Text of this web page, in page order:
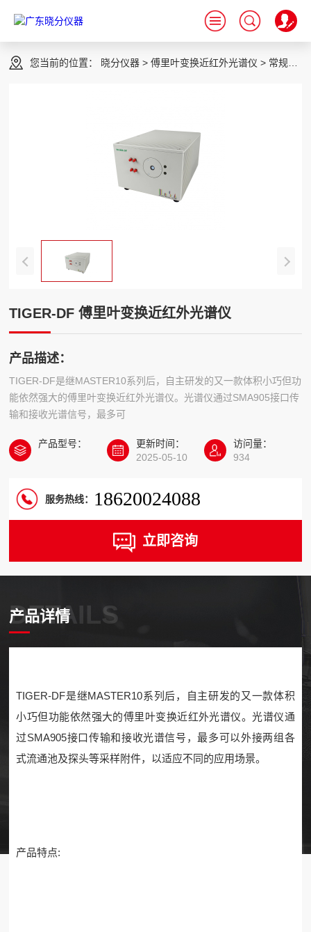
您当前的位置： 晓分仪器 >傅里叶变换近红外光谱仪 > 常规型傅里叶近红外光谱仪
TIGER-DF 傅里叶变换近红外光谱仪
产品描述：
TIGER-DF是继MASTER10系列后，自主研发的又一款体积小巧但功
能依然强大的傅里叶变换近红外光谱仪。光谱仪通过SMA905接口传
输和接收光谱信号，最多可
产品型号：
更新时间：
2025-05-10
访问量：
934
服务热线： 18620024088
立即咨询
DETAILS
产品详情
TIGER-DF是继MASTER10系列后，自主研发的又一款体积
小巧但功能依然强大的傅里叶变换近红外光谱仪。光谱仪通
过SMA905接口传输和接收光谱信号，最多可以外接两组各
式流通池及探头等采样附件，以适应不同的应用场景。
产品特点: